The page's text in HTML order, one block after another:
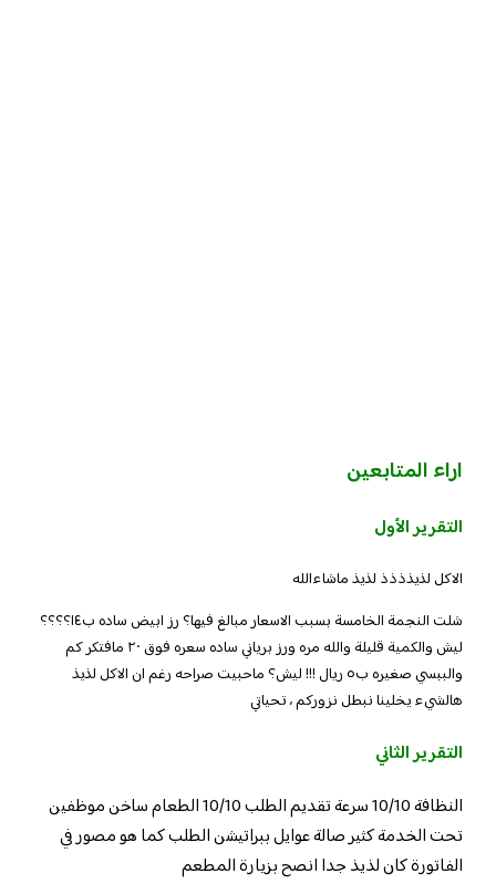
اراء المتابعين
التقرير الأول
الاكل لذيذذذذ لذيذ ماشاءالله
شلت النجمة الخامسة بسبب الاسعار مبالغ فيها؟ رز ابيض ساده ب١٤؟؟؟؟
ليش والكمية قليلة والله مره ورز برياني ساده سعره فوق ٢٠ مافتكر كم
والببسي صغيره ب٥ ريال !!! ليش؟ ماحبيت صراحه رغم ان الاكل لذيذ
هالشيء يخلينا نبطل نزوركم ، تحياتي
التقرير الثاني
النظافة 10/10 سرعة تقديم الطلب 10/10 الطعام ساخن موظفين
تحت الخدمة كثير صالة عوايل ببراتيشن الطلب كما هو مصور في
الفاتورة كان لذيذ جدا انصح بزيارة المطعم